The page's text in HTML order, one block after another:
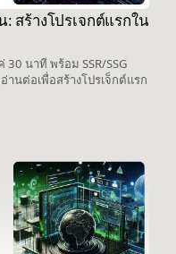
สร้างโปรเจกต์แรกใน
นาที พร้อม SSR/SSG
านต่อเพื่อสร้างโปรเจ็กต์แรก